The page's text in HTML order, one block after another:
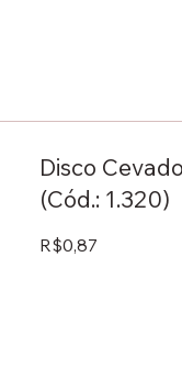
Disco
(Cód.: 1.320)
R$0,87